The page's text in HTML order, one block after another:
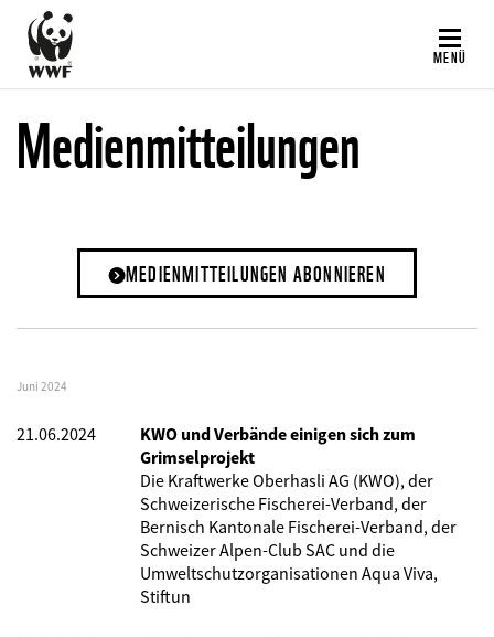
Direkt
zum
Inhalt
MENÜ
Medienmitteilungen
MEDIENMITTEILUNGEN ABONNIEREN
Juni 2024
21.06.2024
KWO und Verbände einigen sich zum
Grimselprojekt
Die Kraftwerke Oberhasli AG (KWO), der
Schweizerische Fischerei-Verband, der
Bernisch Kantonale Fischerei-Verband, der
Schweizer Alpen-Club SAC und die
Umweltschutzorganisationen Aqua Viva,
Stiftun